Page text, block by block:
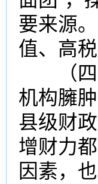
要来源
值、高
（四）
机构臃
县级财
增财力
因素，